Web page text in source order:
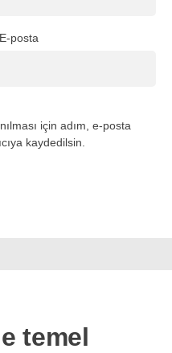
E-posta
için adım, e-posta
kaydedilsin.
temel